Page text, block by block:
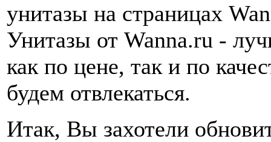
унитазы на страницах
Унитазы от Wanna.ru -
как по цене, так и по
будем отвлекаться.
Итак, Вы захотели